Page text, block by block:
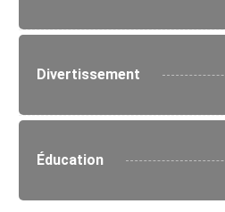
ENVIRONNEMENT
Campagne nationale de
Divertissement
Éducation